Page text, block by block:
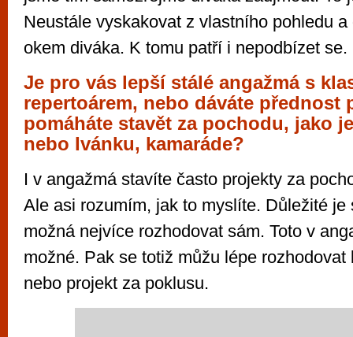
Neustále vyskakovat z vlastního pohledu
okem diváka. K tomu patří i nepodbízet se.
Je pro vás lepší stálé angažmá s
repertoárem, nebo dáváte přednost
pomáháte stavět za pochodu, jako
nebo Ivánku, kamaráde?
I v angažmá stavíte často projekty za
Ale asi rozumím, jak to myslíte. Důležité je
možná nejvíce rozhodovat sám. Toto v
možné. Pak se totiž můžu lépe
nebo projekt za poklusu.